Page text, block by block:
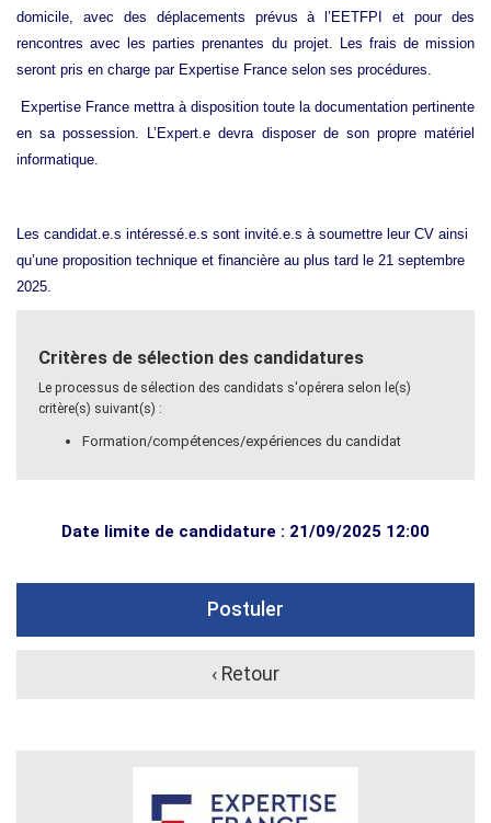
domicile, avec des déplacements prévus à l’EETFPI et pour des
rencontres avec les parties prenantes du projet. Les frais de mission
seront pris en charge par Expertise France selon ses procédures.
Expertise France mettra à disposition toute la documentation pertinente
en sa possession. L’Expert.e devra disposer de son propre matériel
informatique.
Les candidat.e.s intéressé.e.s sont invité.e.s à soumettre leur CV ainsi
qu’une proposition technique et financière au plus tard le 21 septembre
2025.
Critères de sélection des candidatures
Le processus de sélection des candidats s'opérera selon le(s)
critère(s) suivant(s) :
Formation/compétences/expériences du candidat
Date limite de candidature : 21/09/2025 12:00
Postuler
‹ Retour